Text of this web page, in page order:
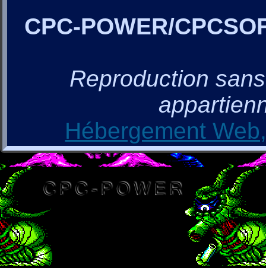
CPC-POWER/
Reproduction
Hébergement